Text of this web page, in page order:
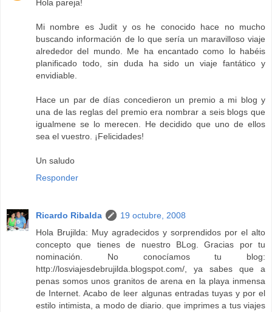
Hola pareja!
Mi nombre es Judit y os he conocido hace no mucho
buscando información de lo que sería un maravilloso viaje
alrededor del mundo. Me ha encantado como lo habéis
planificado todo, sin duda ha sido un viaje fantático y
envidiable.
Hace un par de días concedieron un premio a mi blog y
una de las reglas del premio era nombrar a seis blogs que
igualmene se lo merecen. He decidido que uno de ellos
sea el vuestro. ¡Felicidades!
Un saludo
Responder
Ricardo Ribalda
19 octubre, 2008
Hola Brujilda: Muy agradecidos y sorprendidos por el alto
concepto que tienes de nuestro BLog. Gracias por tu
nominación. No conocíamos tu blog:
http://losviajesdebrujilda.blogspot.com/, ya sabes que a
penas somos unos granitos de arena en la playa inmensa
de Internet. Acabo de leer algunas entradas tuyas y por el
estilo intimista, a modo de diario. que imprimes a tus viajes